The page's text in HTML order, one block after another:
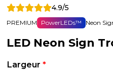
4.9/5
PREMIUM PowerLEDs™ Neon
LED Neon Sign
Largeur *